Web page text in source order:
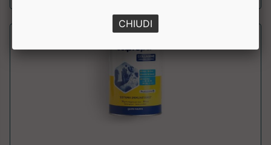
CHIUDI